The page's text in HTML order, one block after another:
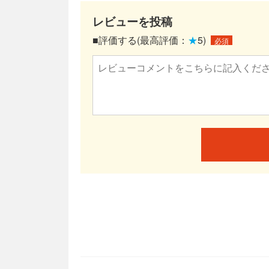
レビューを投稿
■評価する(最高評価： ★5) 必須